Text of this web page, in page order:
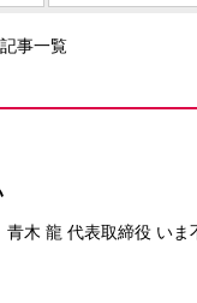
事一覧
木 龍 代表取締役 いま